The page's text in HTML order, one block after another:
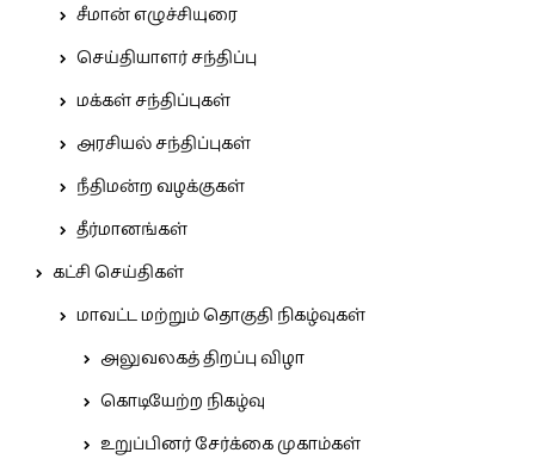
சீமான் எழுச்சியுரை
செய்தியாளர் சந்திப்பு
மக்கள் சந்திப்புகள்
அரசியல் சந்திப்புகள்
நீதிமன்ற வழக்குகள்
தீர்மானங்கள்
கட்சி செய்திகள்
மாவட்ட மற்றும் தொகுதி நிகழ்வுகள்
அலுவலகத் திறப்பு விழா
கொடியேற்ற நிகழ்வு
உறுப்பினர் சேர்க்கை முகாம்கள்